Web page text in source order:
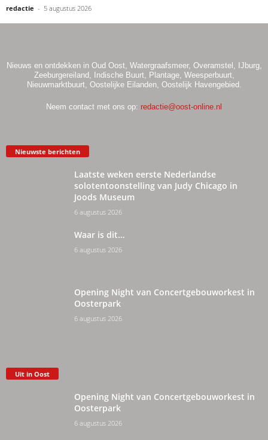
redactie - 5 augustus 2026
Nieuws en ontdekken in Oud Oost, Watergraafsmeer, Overamstel, IJburg,
Zeeburgereiland, Indische Buurt, Plantage, Weesperbuurt,
Nieuwmarktbuurt, Oostelijke Eilanden, Oostelijk Havengebied.
Neem contact met ons op: redactie@oost-online.nl
Nieuwste berichten
Laatste weken eerste Nederlandse
solotentoonstelling van Judy Chicago in
Joods Museum
6 augustus 2026
Waar is dit…
6 augustus 2026
Opening Night van Concertgebouworkest in
Oosterpark
6 augustus 2026
Uit in Oost
Opening Night van Concertgebouworkest in
Oosterpark
6 augustus 2026